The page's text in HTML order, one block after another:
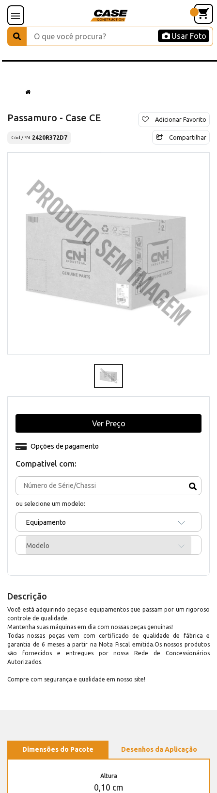
Usar Foto
Passamuro - Case CE
Cód./PN 2420R372D7
Adicionar Favorito
Compartilhar
Compativel com:
ou selecione um modelo:
Equipamento
Modelo
Opções de pagamento
Ver Preço
Descrição
Você está adquirindo peças e equipamentos que passam por um rigoroso
controle de qualidade.
Mantenha suas máquinas em dia com nossas peças genuínas!
Todas nossas peças vem com certificado de qualidade de fábrica e
garantia de 6 meses a partir na Nota Fiscal emitida.Os nossos produtos
são fornecidos e entregues por nossa Rede de Concessionários
Autorizados.
Compre com segurança e qualidade em nosso site!
Dimensões do Pacote Desenhos da Aplicação
Altura
0,10 cm